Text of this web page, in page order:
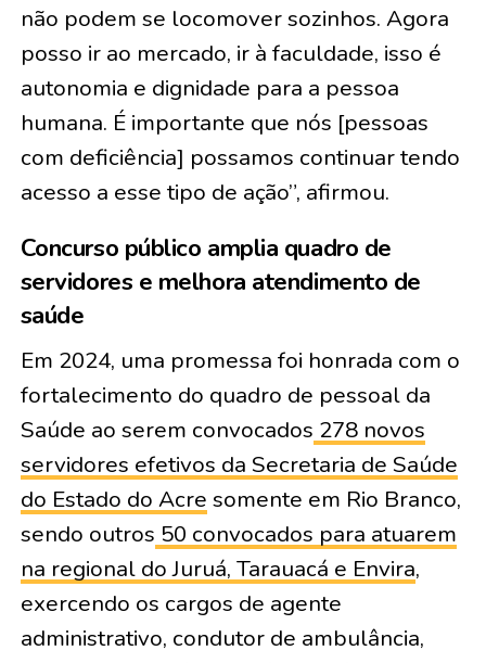
não podem se locomover sozinhos. Agora
posso ir ao mercado, ir à faculdade, isso é
autonomia e dignidade para a pessoa
humana. É importante que nós [pessoas
com deficiência] possamos continuar tendo
acesso a esse tipo de ação”, afirmou.
Concurso público amplia quadro de
servidores e melhora atendimento de
saúde
Em 2024, uma promessa foi honrada com o
fortalecimento do quadro de pessoal da
Saúde ao serem convocados 278 novos
servidores efetivos da Secretaria de Saúde
do Estado do Acre somente em Rio Branco,
sendo outros 50 convocados para atuarem
na regional do Juruá, Tarauacá e Envira,
exercendo os cargos de agente
administrativo, condutor de ambulância,